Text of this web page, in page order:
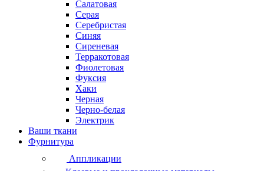
Салатовая
Серая
Серебристая
Синяя
Сиреневая
Терракотовая
Фиолетовая
Фуксия
Хаки
Черная
Черно-белая
Электрик
Ваши ткани
Фурнитура
Аппликации